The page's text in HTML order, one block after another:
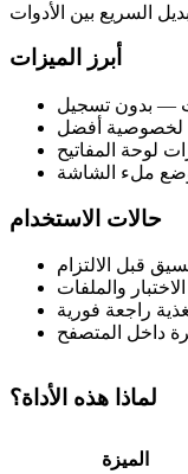
أبرز الميزات
— بدون تسجيل
لخصوصية أفضل
لوحة المفاتيح
ملء الشاشة
حالات الاستخدام
قبل الالتزام
والملفات
راجعة فورية
داخل المتصفح
لماذا هذه الأداة؟
الميزة